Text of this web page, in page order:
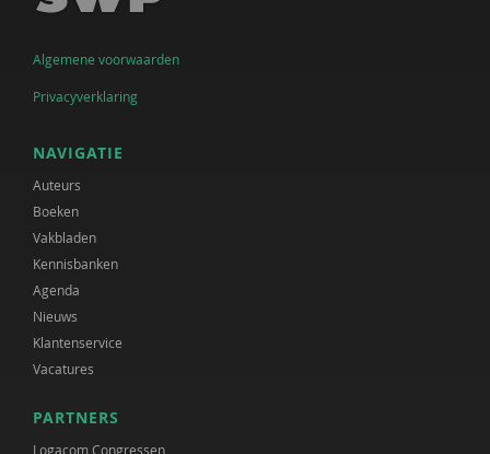
Algemene voorwaarden
Privacyverklaring
NAVIGATIE
Auteurs
Boeken
Vakbladen
Kennisbanken
Agenda
Nieuws
Klantenservice
Vacatures
PARTNERS
Logacom Congressen